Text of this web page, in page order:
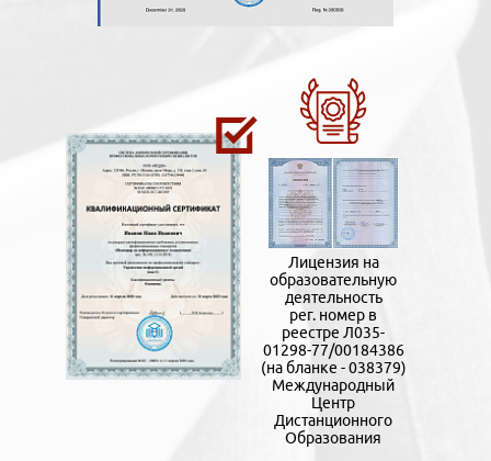
Лицензия на
образовательную
деятельность
рег. номер в
реестре Л035-
01298-77/00184386
(на бланке - 038379)
Международный
Центр
Дистанционного
Образования